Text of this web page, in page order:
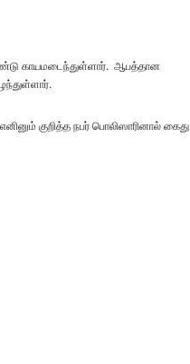
காயமடைந்துள்ளார். ஆபத்தான
குறித்த நபர் பொலிஸாரினால் கைது